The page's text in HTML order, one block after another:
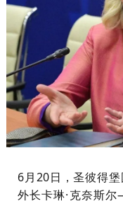
6月20日，圣彼得
外长卡琳·克奈斯